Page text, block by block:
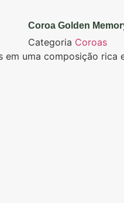
Coroa Golden
Categoria Coroas
uma composição